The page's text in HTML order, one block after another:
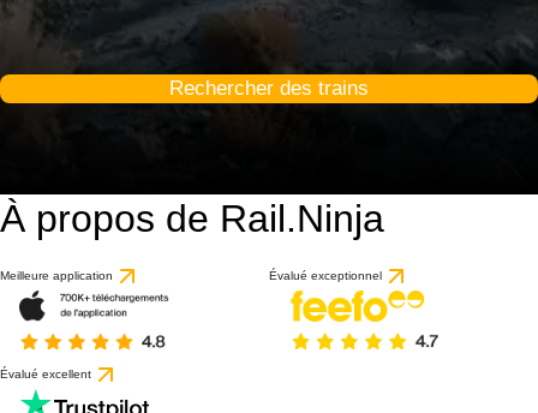
Rechercher des trains
À propos de Rail.Ninja
Meilleure application Évalué exceptionnel
Évalué excellent